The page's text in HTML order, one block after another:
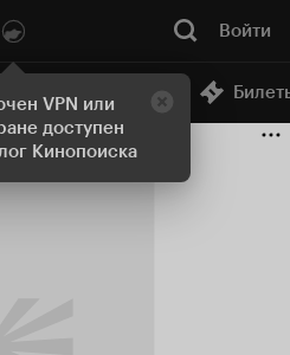
VPN или
доступен
Кинопоиска
Войти
Онлайн-кинотеатр